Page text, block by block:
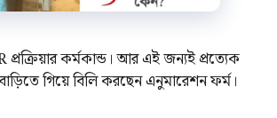
প্রক্রিয়ার কর্মকান্ড। আর এই জন্যই প্রত্যেক
গিয়ে বিলি করছেন এনুমারেশন ফর্ম।